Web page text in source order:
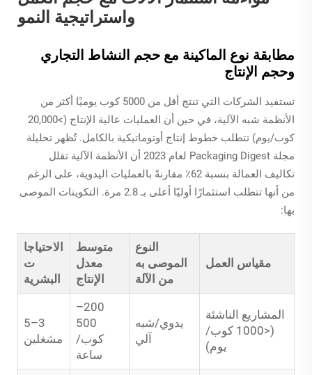
واستراتيجية النمو
مطابقة نوع الماكينة مع حجم النشاط التجاري
وحجم الإنتاج
تستفيد الشركات التي تنتج أقل من 5000 كوب يوميًا أكثر من
الأنظمة شبه الآلية، في حين أن العمليات عالية الإنتاج (>20,000
كوب/يوم) تتطلب خطوط إنتاج أوتوماتيكية بالكامل. تُظهر تحليلة
مجلة Packaging Digest لعام 2023 أن الأنظمة الآلية تقلل
تكاليف العمالة بنسبة 62٪ مقارنةً بالعمليات اليدوية، على الرغم
من أنها تتطلب استثمارًا أوليًا أعلى بـ 2.8 مرة. التكوينات الموصى
بها:
مقياس العمل
النوع
الموصى به
من الآلة
متوسط
معدل
الإنتاج
الاحتياجا
ت
البشرية
المشاريع الناشئة
(<1000 كوب/
يوم)
يدوي/شبه
آلي
200–
500
كوب/
ساعة
3–5
مشغلين